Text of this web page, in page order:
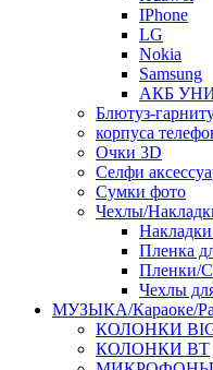
IPhone
LG
Nokia
Samsung
АКБ
Блютуз-
корпуса
Очки 3D
Селфи
Сумки фото
Чехлы/
Пленка
Пленки/
Чехлы
МУЗЫКА/Караоке/
КОЛОНКИ
КОЛОНКИ BT